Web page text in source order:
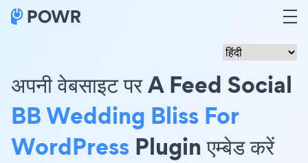
अपनी वेबसाइट पर A Feed Social
BB Wedding Bliss For
WordPress Plugin एम्बेड करें